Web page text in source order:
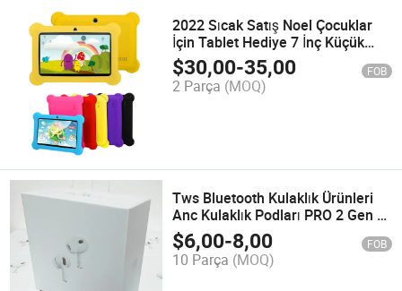
2022 Sıcak Satış Noel Çocuklar
İçin Tablet Hediye 7 İnç Küçük
Mini Android Tablet PC
$30,00-35,00 FOB
2 Parça (MOQ)
Tws Bluetooth Kulaklık Ürünleri
Anc Kulaklık Podları PRO 2 Gen 3
4 Type C iPhone için 16 15 13 12
Yenilenmiş Kulaklık Aksesuarları
iPad Air için
$6,00-8,00 FOB
10 Parça (MOQ)